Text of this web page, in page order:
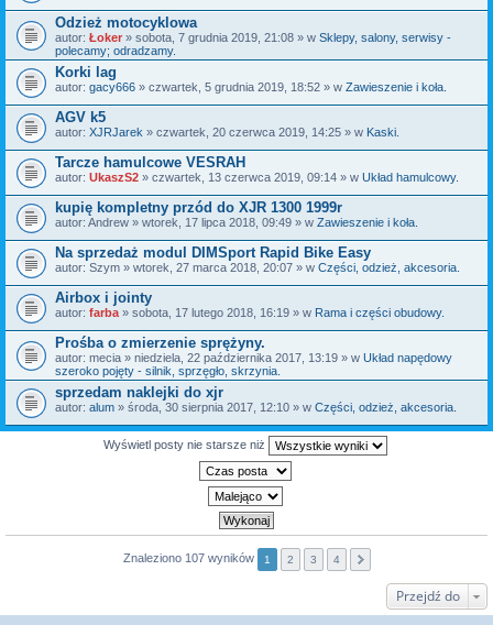
Odzież motocyklowa
autor: Łoker » sobota, 7 grudnia 2019, 21:08 » w Sklepy, salony, serwisy -
polecamy; odradzamy.
Korki lag
autor: gacy666 » czwartek, 5 grudnia 2019, 18:52 » w Zawieszenie i koła.
AGV k5
autor: XJRJarek » czwartek, 20 czerwca 2019, 14:25 » w Kaski.
Tarcze hamulcowe VESRAH
autor: UkaszS2 » czwartek, 13 czerwca 2019, 09:14 » w Układ hamulcowy.
kupię kompletny przód do XJR 1300 1999r
autor: Andrew » wtorek, 17 lipca 2018, 09:49 » w Zawieszenie i koła.
Na sprzedaż modul DIMSport Rapid Bike Easy
autor: Szym » wtorek, 27 marca 2018, 20:07 » w Części, odzież, akcesoria.
Airbox i jointy
autor: farba » sobota, 17 lutego 2018, 16:19 » w Rama i części obudowy.
Prośba o zmierzenie sprężyny.
autor: mecia » niedziela, 22 października 2017, 13:19 » w Układ napędowy
szeroko pojęty - silnik, sprzęgło, skrzynia.
sprzedam naklejki do xjr
autor: alum » środa, 30 sierpnia 2017, 12:10 » w Części, odzież, akcesoria.
Wyświetl posty nie starsze niż
Znaleziono 107 wyników 1 2 3 4
Przejdź do